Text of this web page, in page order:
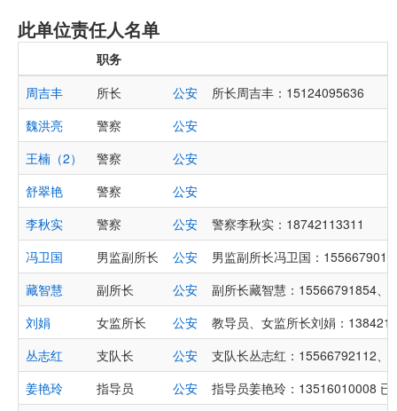
此单位责任人名单
职务
周吉丰
所长 公安
所长周吉丰：15124095636
魏洪亮
警察
公安
王楠（2）
警察
公安
舒翠艳
警察
公安
李秋实
警察 公安
警察李秋实：18742113311
冯卫国
男监副所长 公安
男监副所长冯卫国：
藏智慧
副所长 公安
副所长藏智慧：15566791854、
刘娟
女监所长 公安
教导员、女监所长刘娟：
丛志红
支队长 公安
支队长丛志红：15566792112、
姜艳玲
指导员 公安
指导员姜艳玲：13516010008 已